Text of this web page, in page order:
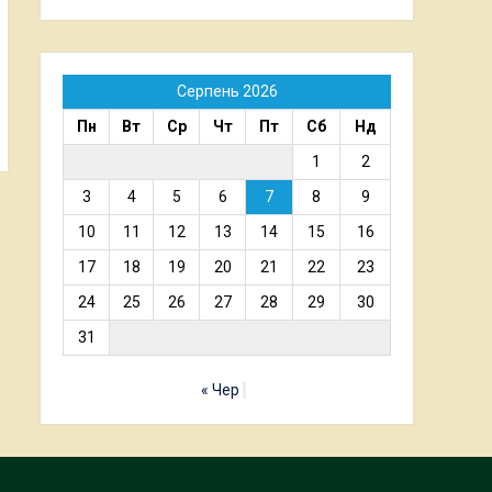
Серпень 2026
Пн
Вт Ср Чт Пт Сб
Нд
1
2
3
4 5 6 7 8
9
10
11 12 13 14 15
16
17
18 19 20 21 22
23
24
25 26 27 28 29
30
31
« Чер